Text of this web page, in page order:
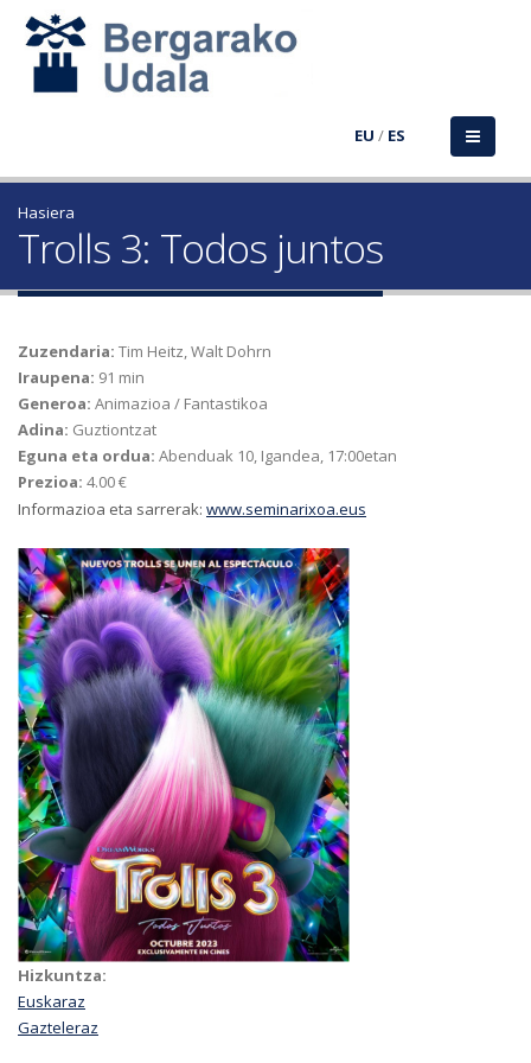
EU / ES
Hasiera
Trolls 3: Todos juntos
Zuzendaria: Tim Heitz, Walt Dohrn
Iraupena: 91 min
Generoa: Animazioa / Fantastikoa
Adina: Guztiontzat
Eguna eta ordua: Abenduak 10, Igandea, 17:00etan
Prezioa: 4.00 €
Informazioa eta sarrerak: www.seminarixoa.eus
Hizkuntza:
Euskaraz
Gazteleraz